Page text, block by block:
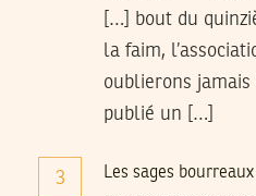
[…] bout du
la faim,
oublierons
publié un […]
3
Les sages